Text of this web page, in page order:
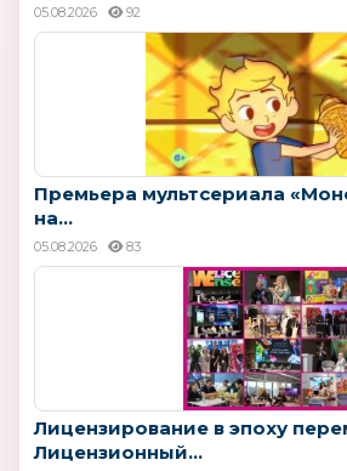
05.08.2026 92
Премьера мультсериала
на...
05.08.2026 83
Лицензирование в эпоху
Лицензионный...